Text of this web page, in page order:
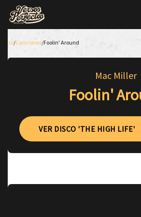
Inicio/Canciones/Foolin' Around
Mac Miller
Foolin'
VER DISCO 'THE HIGH LIFE'